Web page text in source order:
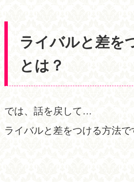
ライバルと差を
とは？
では、話を戻して…
ライバルと差をつける方法で